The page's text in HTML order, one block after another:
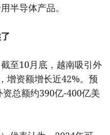
半导体产品。
至10月底，越南吸引外
增资额增长近42%。预
总额约390亿-400亿美